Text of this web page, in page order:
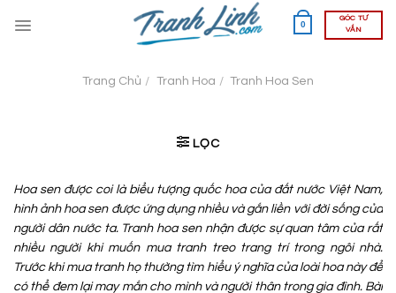
0
GÓC TƯ
VẤN
Trang Chủ / Tranh Hoa / Tranh Hoa Sen
LỌC
Hoa sen được coi là biểu tượng quốc hoa của đất nước Việt Nam,
hình ảnh hoa sen được ứng dụng nhiều và gắn liền với đời sống của
người dân nước ta. Tranh hoa sen nhận được sự quan tâm của rất
nhiều người khi muốn mua tranh treo trang trí trong ngôi nhà.
Trước khi mua tranh họ thường tìm hiểu ý nghĩa của loài hoa này để
có thể đem lại may mắn cho mình và người thân trong gia đình. Bài